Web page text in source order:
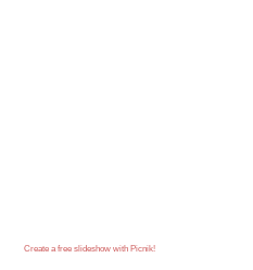
Create a free slideshow with Picnik!